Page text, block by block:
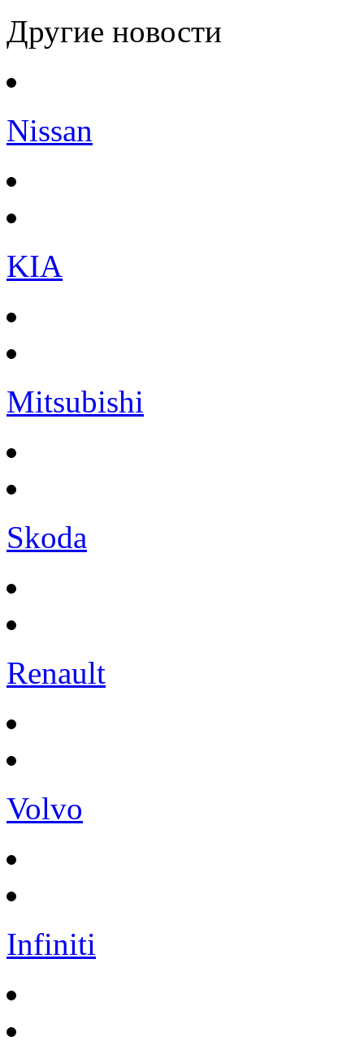
Другие новости
Nissan
KIA
Mitsubishi
Skoda
Renault
Volvo
Infiniti